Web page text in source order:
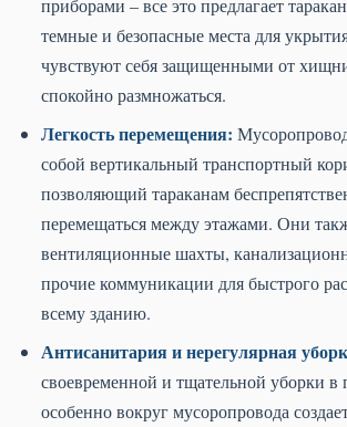
приборами – все это предлагает
темные и безопасные места для
чувствуют себя защищенными от
спокойно размножаться.
Легкость перемещения:
собой вертикальный транспортный
позволяющий тараканам
перемещаться между этажами. Они
вентиляционные шахты,
прочие коммуникации для быстрого
всему зданию.
Антисанитария и нерегулярная
своевременной и тщательной уборки в
особенно вокруг мусоропровода